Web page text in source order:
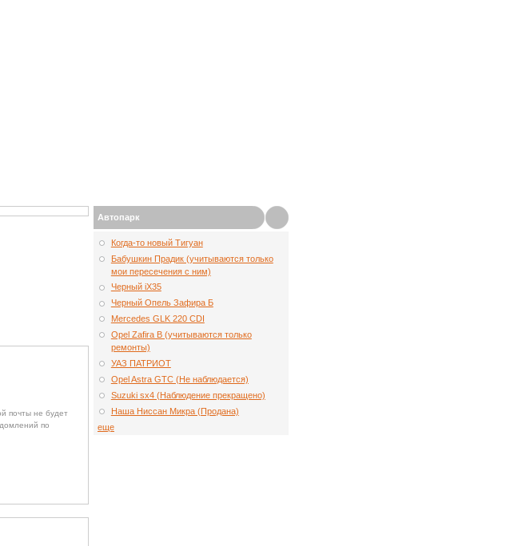
почты не будет
по
Автопарк
Когда-то новый Тигуан
Бабушкин Прадик (учитываются только
мои пересечения с ним)
Черный iX35
Черный Опель Зафира Б
Mercedes GLK 220 CDI
Opel Zafira B (учитываются только
ремонты)
УАЗ ПАТРИОТ
Opel Astra GTC (Не наблюдается)
Suzuki sx4 (Наблюдение прекращено)
Наша Ниссан Микра (Продана)
еще